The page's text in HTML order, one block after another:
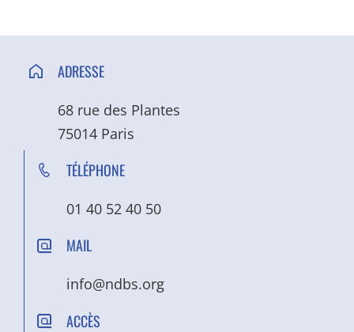
ADRESSE
68 rue des Plantes
75014 Paris
TÉLÉPHONE
01 40 52 40 50
MAIL
info@ndbs.org
ACCÈS